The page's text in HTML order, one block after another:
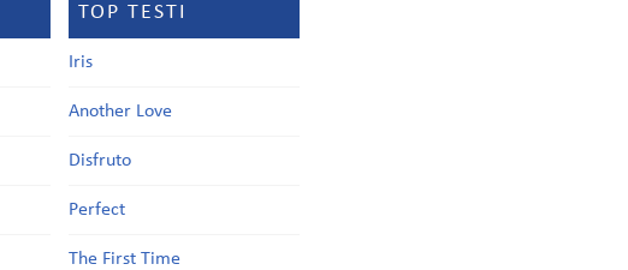
TOP TESTI
Iris
Another Love
Disfruto
Perfect
The First Time